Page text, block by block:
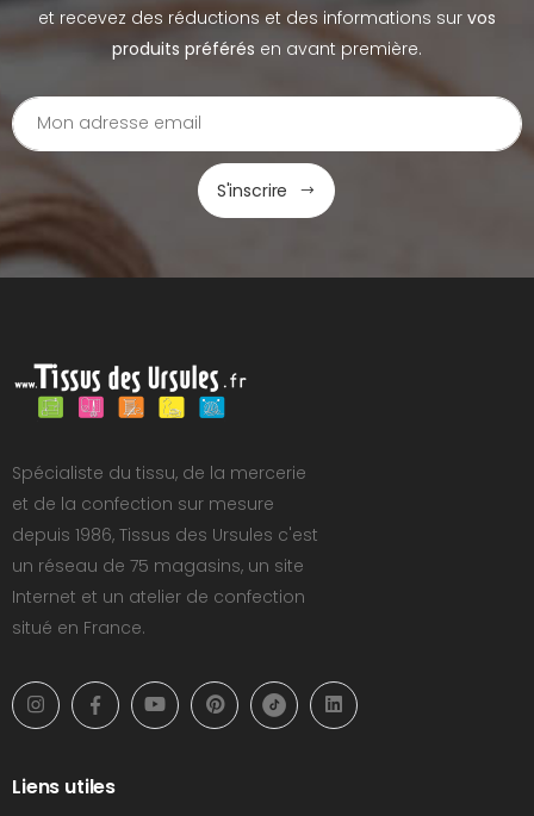
et recevez des réductions et des informations sur vos
produits préférés en avant première.
S'inscrire
Spécialiste du tissu, de la mercerie
et de la confection sur mesure
depuis 1986, Tissus des Ursules c'est
un réseau de 75 magasins, un site
Internet et un atelier de confection
situé en France.
Liens utiles